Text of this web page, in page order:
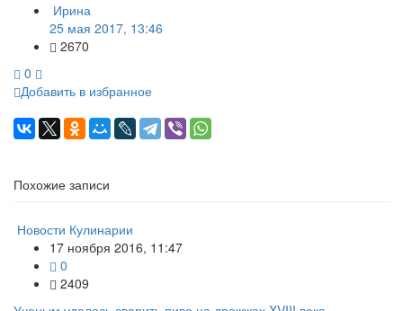
Ирина
25 мая 2017, 13:46
2670
0
Добавить в избранное
Похожие записи
Новости Кулинарии
17 ноября 2016, 11:47
0
2409